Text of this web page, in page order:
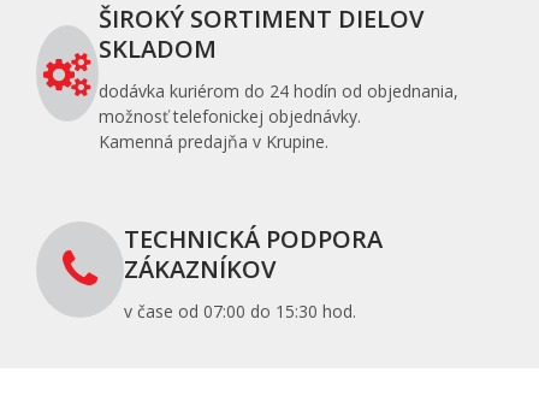
ŠIROKÝ SORTIMENT DIELOV
SKLADOM
dodávka kuriérom do 24 hodín od objednania,
možnosť telefonickej objednávky.
Kamenná predajňa v Krupine.
TECHNICKÁ PODPORA
ZÁKAZNÍKOV
v čase od 07:00 do 15:30 hod.